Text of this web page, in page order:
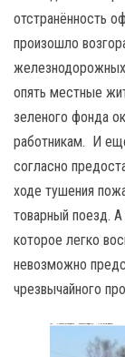
отстранённость
произошло
опять местные
зеленого фонда
работникам. И
согласно
ходе тушения
товарный поезд.
которое легко
невозможно
чрезвычайного